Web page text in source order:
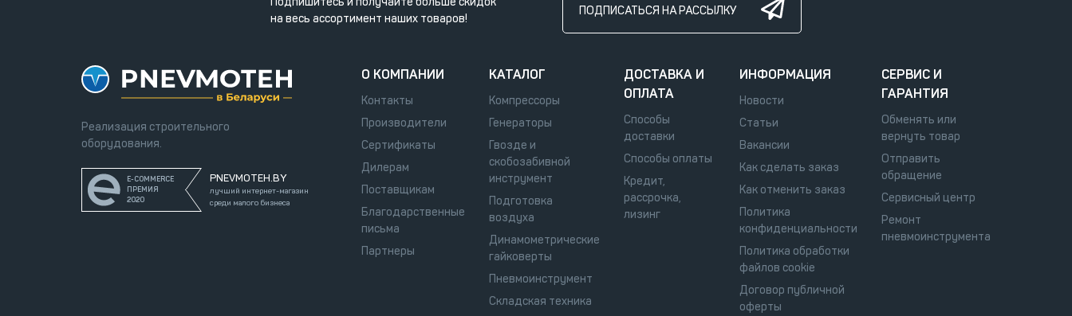
на весь ассортимент наших товаров!
ПОДПИСАТЬСЯ НА РАССЫЛКУ
Реализация строительного
оборудования.
E-COMMERCE
ПРЕМИЯ
2020
PNEVMOTEH.BY
лучший интернет-магазин
среди малого бизнеса
О КОМПАНИИ
Контакты
Производители
Сертификаты
Дилерам
Поставщикам
Благодарственные
письма
Партнеры
КАТАЛОГ
Компрессоры
Генераторы
Гвозде и
скобозабивной
инструмент
Подготовка
воздуха
Динамометрические
гайковерты
Пневмоинструмент
Складская техника
ДОСТАВКА И
ОПЛАТА
Способы
доставки
Способы оплаты
Кредит,
рассрочка,
лизинг
ИНФОРМАЦИЯ
Новости
Статьи
Вакансии
Как сделать заказ
Как отменить заказ
Политика
конфиденциальности
Политика обработки
файлов cookie
Договор публичной
оферты
СЕРВИС И
ГАРАНТИЯ
Обменять или
вернуть товар
Отправить
обращение
Сервисный центр
Ремонт
пневмоинструмента